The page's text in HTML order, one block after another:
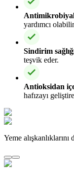
yardımcı
Sindirim
teşvik eder.
Antioksidan
hafızayı
Yeme